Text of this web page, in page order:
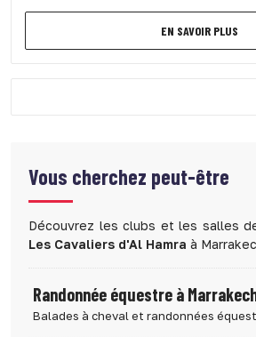
EN SAVOIR PLUS
Vous cherchez peut-être
Découvrez les clubs et les salles
Les Cavaliers d'Al Hamra à
Randonnée équestre à
Balades à cheval et randonnées